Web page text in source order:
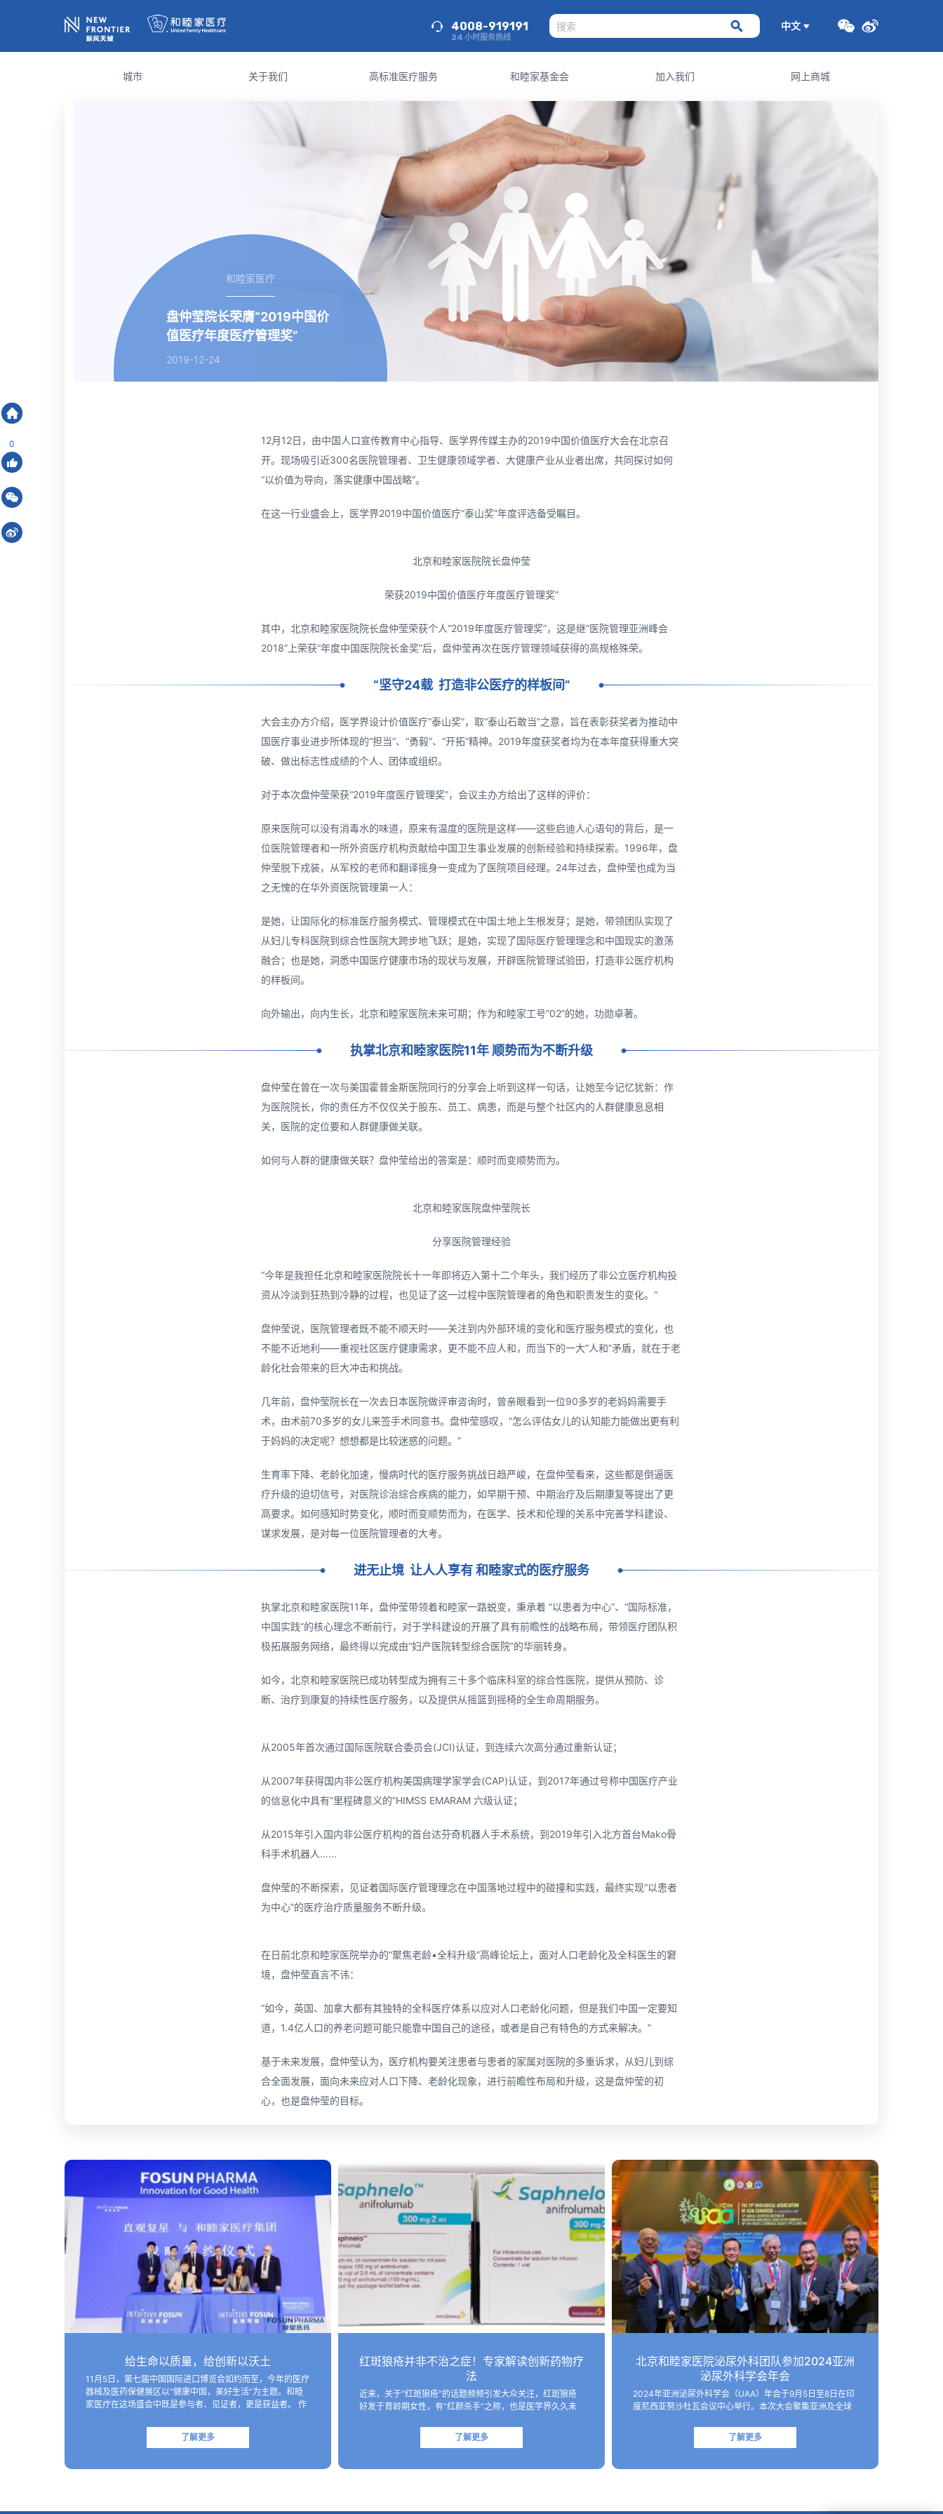
24 小时服务热线
4008-919191 中文
城市 关于我们 高标准医疗服务 和睦家基金会 加入我们 网上商城
和睦家医疗
盘仲莹院长荣膺“2019中国价
值医疗年度医疗管理奖”
2019-12-24
0
12月12日，由中国人口宣传教育中心指导、医学界传媒主办的2019中国价值医疗大会在北京召
开。现场吸引近300名医院管理者、卫生健康领域学者、大健康产业从业者出席，共同探讨如何
“以价值为导向，落实健康中国战略”。
在这一行业盛会上，医学界2019中国价值医疗“泰山奖”年度评选备受瞩目。
北京和睦家医院院长盘仲莹
荣获2019中国价值医疗年度医疗管理奖”
其中，北京和睦家医院院长盘仲莹荣获个人“2019年度医疗管理奖”，这是继“医院管理亚洲峰会
2018”上荣获“年度中国医院院长金奖”后，盘仲莹再次在医疗管理领域获得的高规格殊荣。
“坚守24载 打造非公医疗的样板间”
大会主办方介绍，医学界设计价值医疗“泰山奖”，取“泰山石敢当”之意，旨在表彰获奖者为推动中
国医疗事业进步所体现的“担当”、“勇毅”、“开拓”精神。2019年度获奖者均为在本年度获得重大突
破、做出标志性成绩的个人、团体或组织。
对于本次盘仲莹荣获“2019年度医疗管理奖”，会议主办方给出了这样的评价：
原来医院可以没有消毒水的味道，原来有温度的医院是这样——这些启迪人心语句的背后，是一
位医院管理者和一所外资医疗机构贡献给中国卫生事业发展的创新经验和持续探索。1996年，盘
仲莹脱下戎装，从军校的老师和翻译摇身一变成为了医院项目经理。24年过去，盘仲莹也成为当
之无愧的在华外资医院管理第一人：
是她，让国际化的标准医疗服务模式、管理模式在中国土地上生根发芽；是她，带领团队实现了
从妇儿专科医院到综合性医院大跨步地飞跃；是她，实现了国际医疗管理理念和中国现实的激荡
融合；也是她，洞悉中国医疗健康市场的现状与发展，开辟医院管理试验田，打造非公医疗机构
的样板间。
向外输出，向内生长，北京和睦家医院未来可期；作为和睦家工号“02”的她，功勋卓著。
执掌北京和睦家医院11年 顺势而为不断升级
盘仲莹在曾在一次与美国霍普金斯医院同行的分享会上听到这样一句话，让她至今记忆犹新：作
为医院院长，你的责任方不仅仅关于股东、员工、病患，而是与整个社区内的人群健康息息相
关，医院的定位要和人群健康做关联。
如何与人群的健康做关联？盘仲莹给出的答案是：顺时而变顺势而为。
北京和睦家医院盘仲莹院长
分享医院管理经验
“今年是我担任北京和睦家医院院长十一年即将迈入第十二个年头，我们经历了非公立医疗机构投
资从冷淡到狂热到冷静的过程，也见证了这一过程中医院管理者的角色和职责发生的变化。”
盘仲莹说，医院管理者既不能不顺天时——关注到内外部环境的变化和医疗服务模式的变化，也
不能不近地利——重视社区医疗健康需求，更不能不应人和，而当下的一大“人和”矛盾，就在于老
龄化社会带来的巨大冲击和挑战。
几年前，盘仲莹院长在一次去日本医院做评审咨询时，曾亲眼看到一位90多岁的老妈妈需要手
术，由术前70多岁的女儿来签手术同意书。盘仲莹感叹，“怎么评估女儿的认知能力能做出更有利
于妈妈的决定呢？想想都是比较迷惑的问题。”
生育率下降、老龄化加速，慢病时代的医疗服务挑战日趋严峻，在盘仲莹看来，这些都是倒逼医
疗升级的迫切信号，对医院诊治综合疾病的能力，如早期干预、中期治疗及后期康复等提出了更
高要求。如何感知时势变化，顺时而变顺势而为，在医学、技术和伦理的关系中完善学科建设、
谋求发展，是对每一位医院管理者的大考。
进无止境 让人人享有和睦家式的医疗服务
执掌北京和睦家医院11年，盘仲莹带领着和睦家一路蜕变，秉承着 “以患者为中心”、“国际标准，
中国实践”的核心理念不断前行，对于学科建设的开展了具有前瞻性的战略布局，带领医疗团队积
极拓展服务网络，最终得以完成由“妇产医院转型综合医院”的华丽转身。
如今，北京和睦家医院已成功转型成为拥有三十多个临床科室的综合性医院，提供从预防、诊
断、治疗到康复的持续性医疗服务，以及提供从摇篮到摇椅的全生命周期服务。
从2005年首次通过国际医院联合委员会(JCI)认证，到连续六次高分通过重新认证；
从2007年获得国内非公医疗机构美国病理学家学会(CAP)认证，到2017年通过号称中国医疗产业
的信息化中具有“里程碑意义的”HIMSS EMARAM 六级认证；
从2015年引入国内非公医疗机构的首台达芬奇机器人手术系统，到2019年引入北方首台Mako骨
科手术机器人……
盘仲莹的不断探索，见证着国际医疗管理理念在中国落地过程中的碰撞和实践，最终实现“以患者
为中心”的医疗治疗质量服务不断升级。
在日前北京和睦家医院举办的“聚焦老龄•全科升级”高峰论坛上，面对人口老龄化及全科医生的窘
境，盘仲莹直言不讳：
“如今，英国、加拿大都有其独特的全科医疗体系以应对人口老龄化问题，但是我们中国一定要知
道，1.4亿人口的养老问题可能只能靠中国自己的途径，或者是自己有特色的方式来解决。”
基于未来发展，盘仲莹认为，医疗机构要关注患者与患者的家属对医院的多重诉求，从妇儿到综
合全面发展，面向未来应对人口下降、老龄化现象，进行前瞻性布局和升级，这是盘仲莹的初
心，也是盘仲莹的目标。
给生命以质量，给创新以沃土
11月5日，第七届中国国际进口博览会如约而至，今年的医疗
器械及医药保健展区以“健康中国，美好生活”为主题。和睦
家医疗在这场盛会中既是参与者、见证者，更是获益者。 作
团队、医疗设备及高效服务…
了解更多
红斑狼疮并非不治之症！专家解读创新药物疗
法
近来，关于“红斑狼疮”的话题频频引发大众关注，红斑狼疮
好发于育龄期女性，有“红颜杀手”之称，也是医学界久久未
疗法，但并非不治之症！目前医学界已研制出一些具有靶向
性的生物制剂，这些创新药物…
了解更多
北京和睦家医院泌尿外科团队参加2024亚洲
泌尿外科学会年会
2024年亚洲泌尿外科学会（UAA）年会于9月5日至8日在印
度尼西亚努沙杜瓦会议中心举行。本次大会聚集亚洲及全球
基础研究进展。 北京和睦家医院泌尿外科朱刚教授、张凯副
主任医师受邀参会并作报…
了解更多